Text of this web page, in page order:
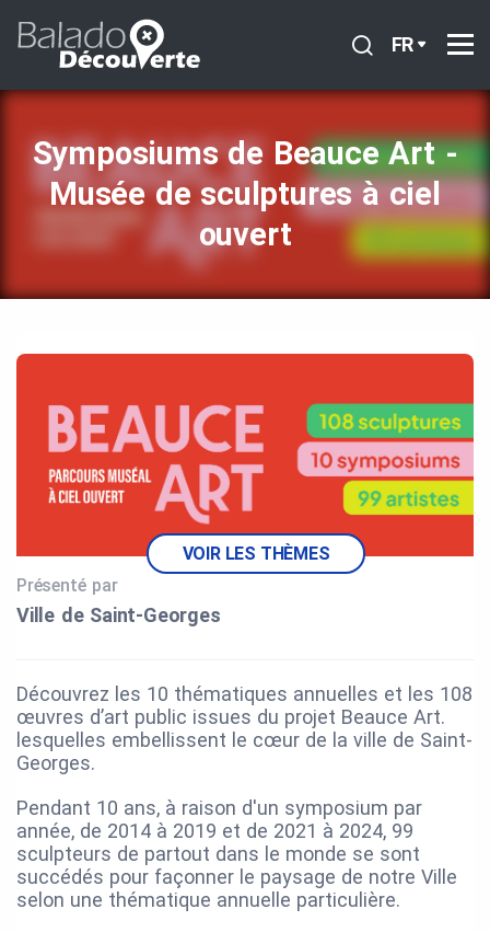
FR
Symposiums de Beauce Art ‑
Musée de sculptures à ciel
ouvert
VOIR LES THÈMES
Présenté par
Ville de Saint‑Georges
Découvrez les 10 thématiques annuelles et les 108
œuvres d’art public issues du projet Beauce Art.
lesquelles embellissent le cœur de la ville de Saint-
Georges.
Pendant 10 ans, à raison d'un symposium par
année, de 2014 à 2019 et de 2021 à 2024, 99
sculpteurs de partout dans le monde se sont
succédés pour façonner le paysage de notre Ville
selon une thématique annuelle particulière.